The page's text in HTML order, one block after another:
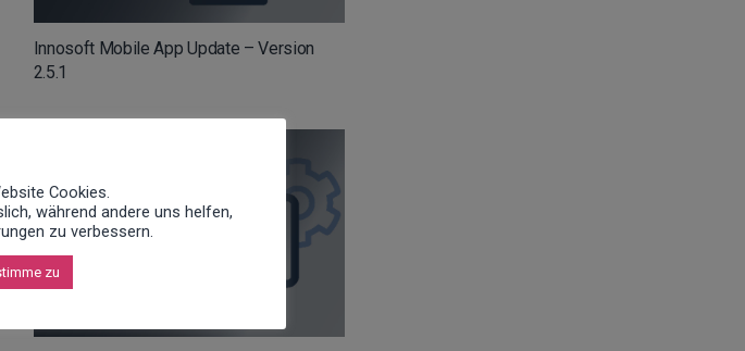
Innosoft Mobile App Update – Version
2.5.1
Cookies.
während andere uns helfen,
zu verbessern.
zu